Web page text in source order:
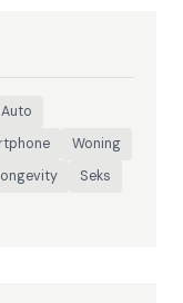
Auto
Woning
Seks